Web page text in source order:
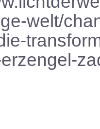
welt/
erzengel-